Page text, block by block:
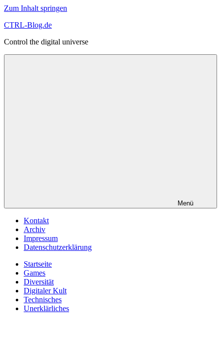
Zum Inhalt springen
CTRL-Blog.de
Control the digital universe
Menü
Kontakt
Archiv
Impressum
Datenschutzerklärung
Startseite
Games
Diversität
Digitaler Kult
Technisches
Unerklärliches